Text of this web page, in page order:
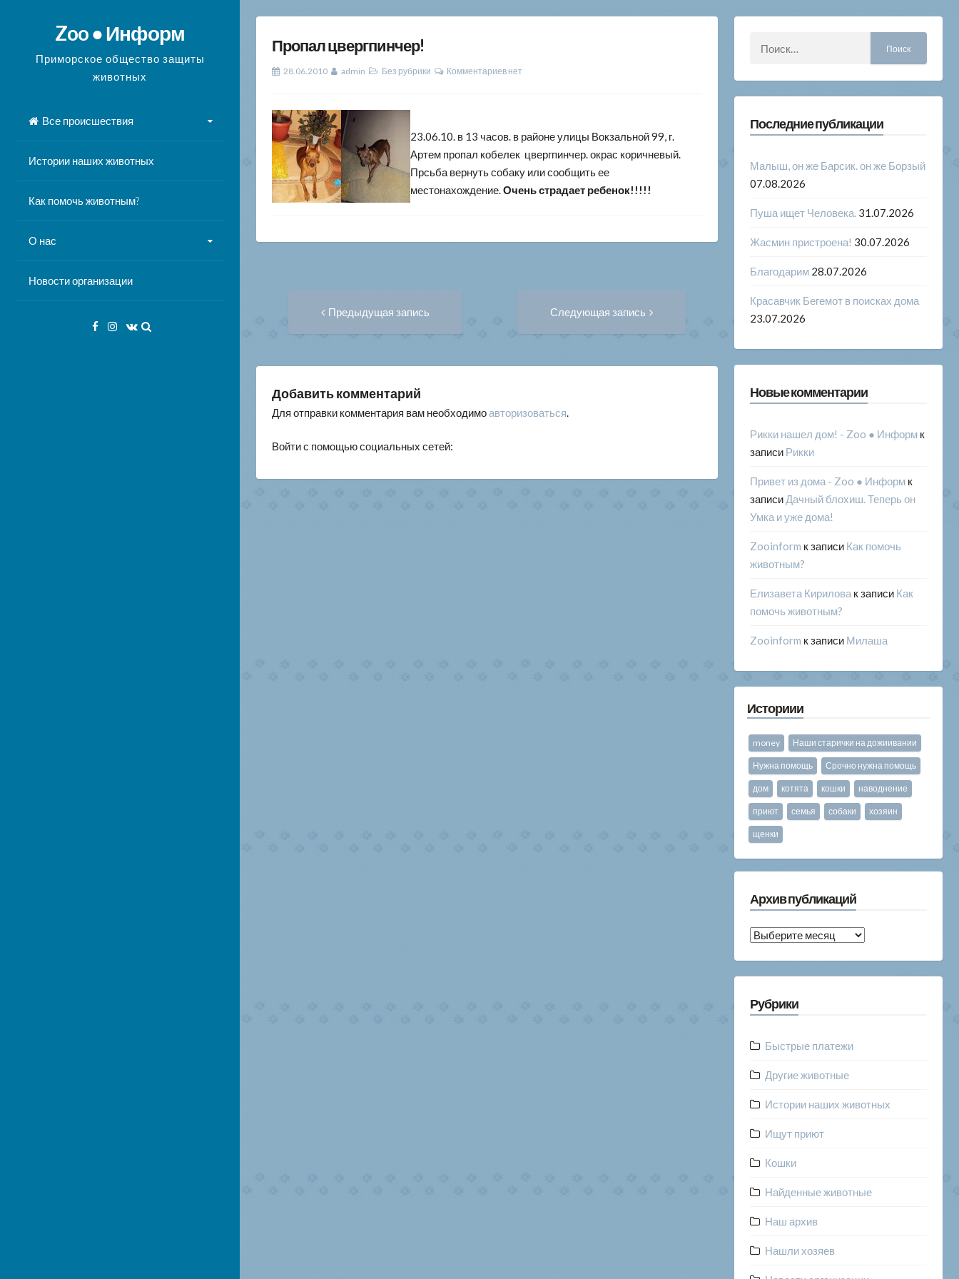
содержимомуZoo ● Информ
Приморское общество защиты
животных
Все происшествия
Истории наших животных
Как помочь животным?
О нас
Новости организации
Facebook
Instagram
VK
Пропал цвергпинчер!
28.06.2010 admin Без рубрики Комментариев нет
23.06.10. в 13 часов. в районе улицы Вокзальной 99, г.
Артем пропал кобелек цвергпинчер. окрас коричневый.
Прсьба вернуть собаку или сообщить ее
местонахождение.Очень страдает ребенок!!!!!
Навигация
по
записям
Предыдущая запись Следующая запись
Добавить комментарий
Для отправки комментария вам необходимоавторизоваться
Войти с помощью социальных сетей:
Последние публикации
Малыш, он же Барсик. он же Борзый
07.08.2026
Пуша ищет Человека. 31.07.2026
Жасмин пристроена! 30.07.2026
Благодарим 28.07.2026
Красавчик Бегемот в поисках дома
23.07.2026
Новые комментарии
Рикки нашел дом! - Zoo ● Информ к
записи Рикки
Привет из дома - Zoo ● Информ к
записи Дачный блохиш. Теперь он
Умка и уже дома!
Zooinform к записи Как помочь
животным?
Елизавета Кирилова к записи Как
помочь животным?
Zooinform к записи Милаша
Историии
money Наши старички на дожиивании
Нужна помощь Срочно нужна помощь
дом котята кошки наводнение
приют семья собаки хозяин
щенки
Архив публикаций
Архив
Рубрики
Быстрые платежи
Другие животные
Истории наших животных
Ищут приют
Кошки
Найденные животные
Наш архив
Нашли хозяев